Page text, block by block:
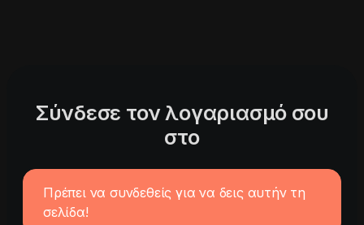
Σύνδεσε τον λογαριασμό σου
στο
Πρέπει να συνδεθείς για να δεις αυτήν τη
σελίδα!